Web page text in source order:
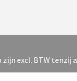
excl. BTW tenzij